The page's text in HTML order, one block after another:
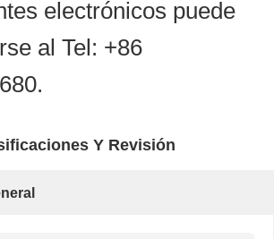
electrónicos puede
al Tel: +86
Y Revisión